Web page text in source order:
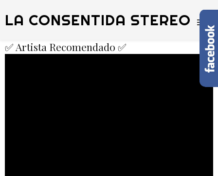
LA CONSENTIDA STEREO
✅ Artista Recomendado ✅